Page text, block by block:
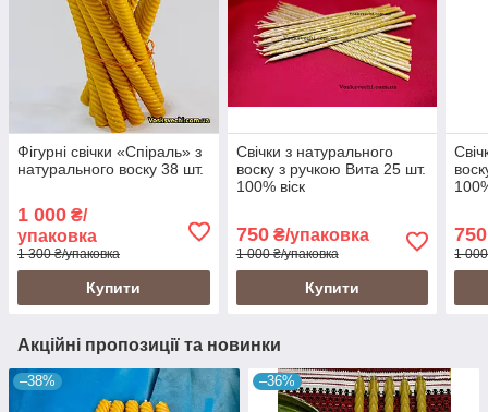
Фігурні свічки «Спіраль» з
натурального воску 38 шт.
1 000 ₴/
упаковка
1 300 ₴/упаковка
Купити
Свічки з натурального
воску з ручкою Вита 25 шт.
100% віск
750₴/упаковка
1 000 ₴/упаковка
Купити
750
1
Акційні пропозиції та новинки
–38% –36%